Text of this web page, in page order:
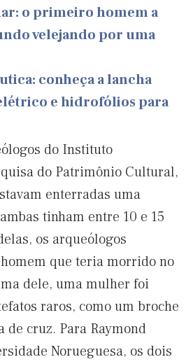
o primeiro homem a
velejando por uma
conheça a lancha
e hidrofólios para
do Instituto
do Patrimônio Cultural,
enterradas uma
tinham entre 10 e 15
os arqueólogos
que teria morrido no
dele, uma mulher foi
raros, como um broche
de cruz. Para Raymond
Norueguesa, os dois